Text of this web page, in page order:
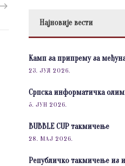
Најновије вести
Камп за припрему за
23. ЈУЛ 2026.
Српска информатичка
5. ЈУН 2026.
BUBBLE CUP такмичење
28. МАЈ 2026.
Републичко такмичење из